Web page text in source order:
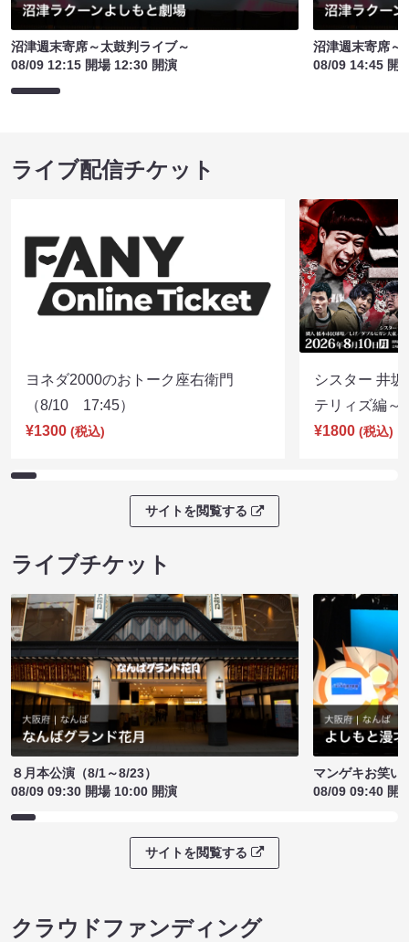
沼津週末寄席～太鼓判ライブ～
08/09 12:15 開場 12:30 開演
沼津週末寄席～
08/09 14:45 開
ライブ配信チケット
ヨネダ2000のおトーク座右衛門
（8/10 17:45）
¥1300 (税込)
シスター 井
テリィズ編
¥1800 (税込)
サイトを閲覧する
ライブチケット
８月本公演（8/1～8/23）
08/09 09:30 開場 10:00 開演
マンゲキお笑い
08/09 09:40 開
サイトを閲覧する
クラウドファンディング